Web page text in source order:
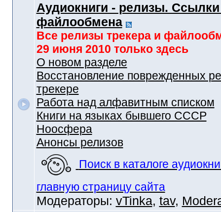
Аудиокниги - релизы. Ссылки
файлообмена
Все релизы трекера и
29 июня 2010 только здесь
О новом разделе
Восстановление поврежденных
трекере
Работа над алфавитным списком
Книги на языках бывшего СССР
Ноосфера
Анонсы релизов
Поиск в каталоге
главную страницу сайта
Модераторы: vTinka, tav,